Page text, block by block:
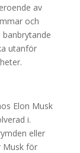
av
och
utanför
Elon Musk
i.
eller
Musk för